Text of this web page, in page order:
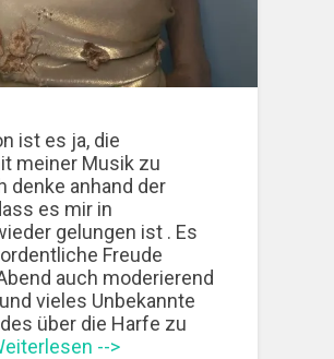
ist es ja, die
meiner Musik zu
denke anhand der
es mir in
gelungen ist . Es
Freude
auch moderierend
vieles Unbekannte
über die Harfe zu
-->